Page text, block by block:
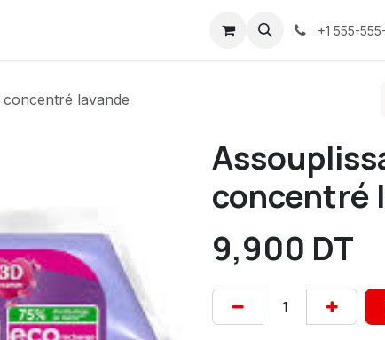
Contactez-nous Confidentialité+1 555-
lavande
concentré
9,900 DT